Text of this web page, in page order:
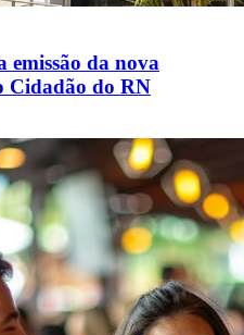
emissão da nova
Cidadão do RN